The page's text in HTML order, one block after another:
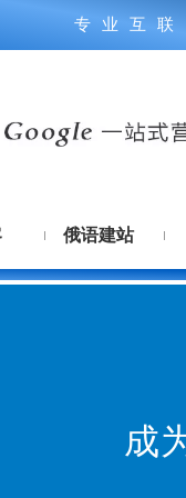
专业互
俄语建站
成